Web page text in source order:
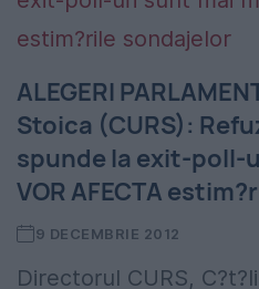
ALEGERI
Stoica (CURS):
spunde la exit-poll-
VOR AFECTA
9 DECEMBRIE 2012
Directorul CURS,